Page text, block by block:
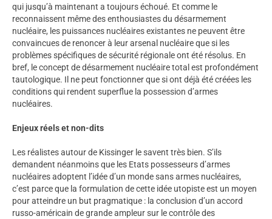
qui jusqu’à maintenant a toujours échoué. Et comme le
reconnaissent même des enthousiastes du désarmement
nucléaire, les puissances nucléaires existantes ne peuvent être
convaincues de renoncer à leur arsenal nucléaire que si les
problèmes spécifiques de sécurité régionale ont été résolus. En
bref, le concept de désarmement nucléaire total est profondément
tautologique. Il ne peut fonctionner que si ont déjà été créées les
conditions qui rendent superflue la possession d’armes
nucléaires.
Enjeux réels et non-dits
Les réalistes autour de Kissinger le savent très bien. S’ils
demandent néanmoins que les Etats possesseurs d’armes
nucléaires adoptent l’idée d’un monde sans armes nucléaires,
c’est parce que la formulation de cette idée utopiste est un moyen
pour atteindre un but pragmatique : la conclusion d’un accord
russo-américain de grande ampleur sur le contrôle des